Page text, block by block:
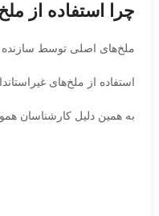
چرا استفاده از
ملخ‌های اصلی توسط سازنده
استفاده از ملخ‌های
به همین دلیل کارشناسان